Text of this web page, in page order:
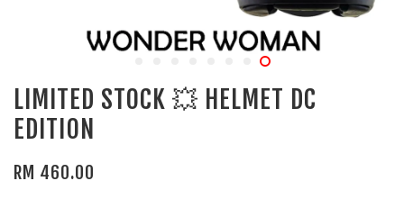
LIMITED STOCK 💥 HELMET DC
EDITION
RM 460.00